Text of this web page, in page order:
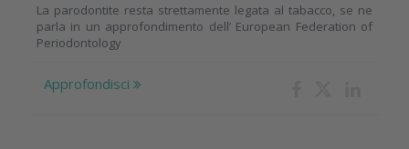
La parodontite resta strettamente legata al tabacco, se ne
parla in un approfondimento dell’ European Federation of
Periodontology
Approfondisci